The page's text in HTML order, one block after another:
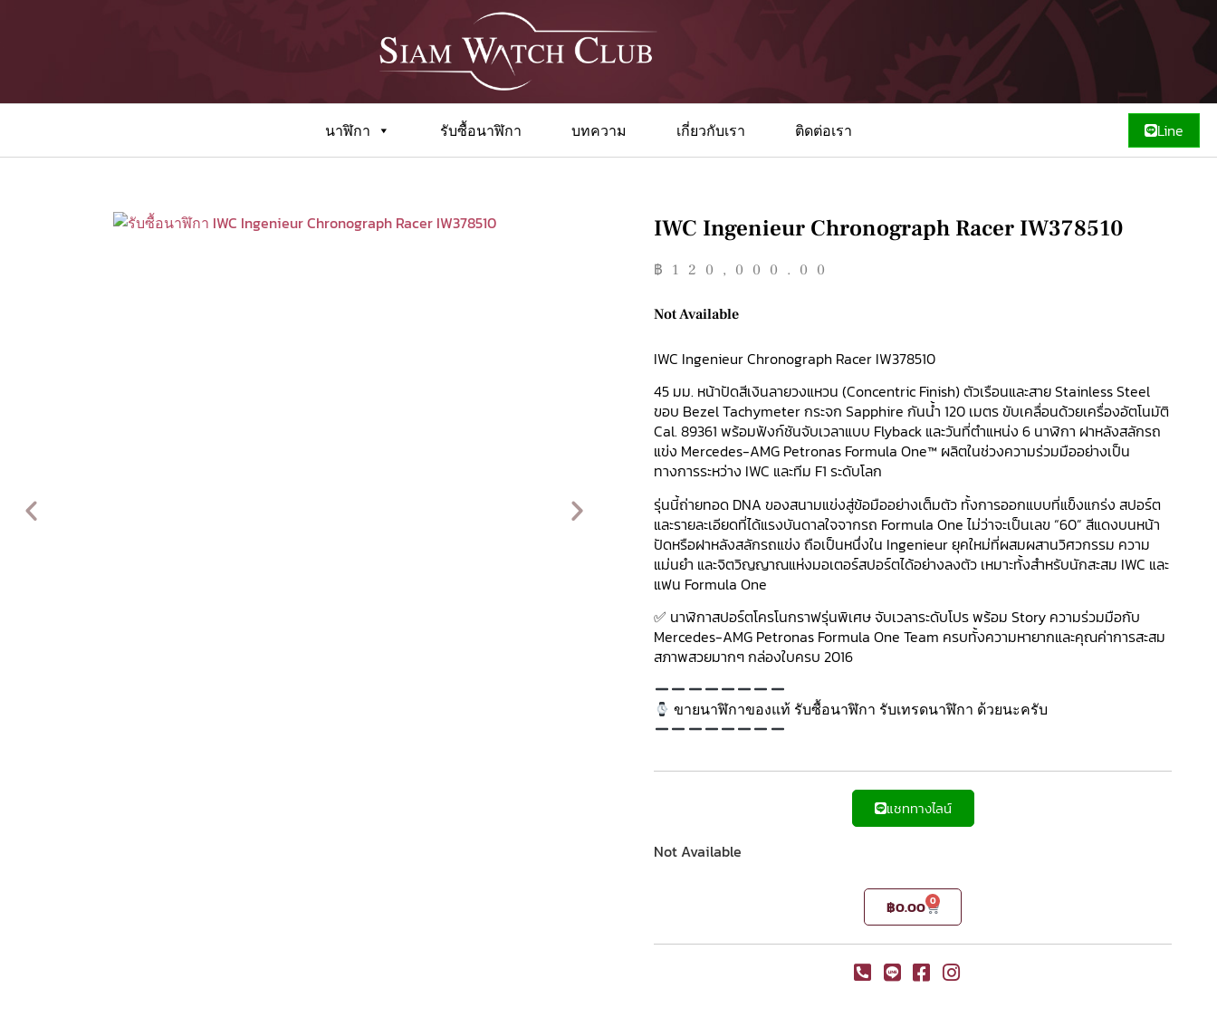
นาฬิกา รับซื้อนาฬิกา บทความ เกี่ยวกับเรา ติดต่อเรา Line
IWC Ingenieur Chronograph Racer IW378510
฿ 120,000.00
Not Available
IWC Ingenieur Chronograph Racer IW378510
45 มม. หน้าปัดสีเงินลายวงแหวน (Concentric Finish) ตัวเรือนและสาย Stainless Steel
ขอบ Bezel Tachymeter กระจก Sapphire กันน้ำ 120 เมตร ขับเคลื่อนด้วยเครื่องอัตโนมัติ
Cal. 89361 พร้อมฟังก์ชันจับเวลาแบบ Flyback และวันที่ตำแหน่ง 6 นาฬิกา ฝาหลังสลักรถ
แข่ง Mercedes-AMG Petronas Formula One™ ผลิตในช่วงความร่วมมืออย่างเป็น
ทางการระหว่าง IWC และทีม F1 ระดับโลก
รุ่นนี้ถ่ายทอด DNA ของสนามแข่งสู่ข้อมืออย่างเต็มตัว ทั้งการออกแบบที่แข็งแกร่ง สปอร์ต
และรายละเอียดที่ได้แรงบันดาลใจจากรถ Formula One ไม่ว่าจะเป็นเลข “60” สีแดงบนหน้า
ปัดหรือฝาหลังสลักรถแข่ง ถือเป็นหนึ่งใน Ingenieur ยุคใหม่ที่ผสมผสานวิศวกรรม ความ
แม่นยำ และจิตวิญญาณแห่งมอเตอร์สปอร์ตได้อย่างลงตัว เหมาะทั้งสำหรับนักสะสม IWC และ
แฟน Formula One
✅ นาฬิกาสปอร์ตโครโนกราฟรุ่นพิเศษ จับเวลาระดับโปร พร้อม Story ความร่วมมือกับ
Mercedes-AMG Petronas Formula One Team ครบทั้งความหายากและคุณค่าการสะสม
สภาพสวยมากๆ กล่องใบครบ 2016
ขายนาฬิกาของแท้ รับซื้อนาฬิกา รับเทรดนาฬิกา ด้วยนะครับ
แชททางไลน์
Not Available
฿0.00 0